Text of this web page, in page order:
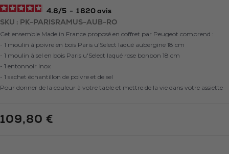
SKU PK-PARISRAMUS-AUB-RO
4.8/5 - 1 820avis
Cet ensemble Made in France proposé en coffret par Peugeot comprend :
- 1 moulin à poivre en bois Paris u'Select laqué aubergine 18 cm
- 1 moulin à sel en bois Paris u'Select laqué rose bonbon 18 cm
- 1 entonnoir inox
- 1 sachet échantillon de poivre et de sel
Pour donner de la couleur à votre table et mettre de la vie dans votre assiette
109,80 €